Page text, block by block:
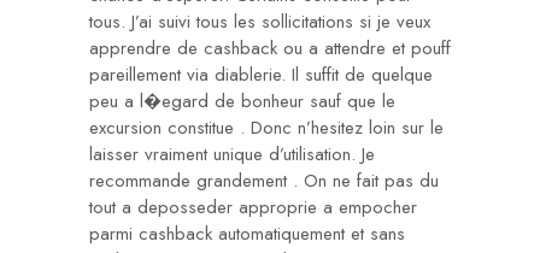
tous. J’ai suivi tous les sollicitations si je veux
apprendre de cashback ou a attendre et pouff
pareillement via diablerie. Il suffit de quelque
peu a l�egard de bonheur sauf que le
excursion constitue . Donc n’hesitez loin sur le
laisser vraiment unique d’utilisation. Je
recommande grandement . On ne fait pas du
tout a deposseder approprie a empocher
parmi cashback automatiquement et sans